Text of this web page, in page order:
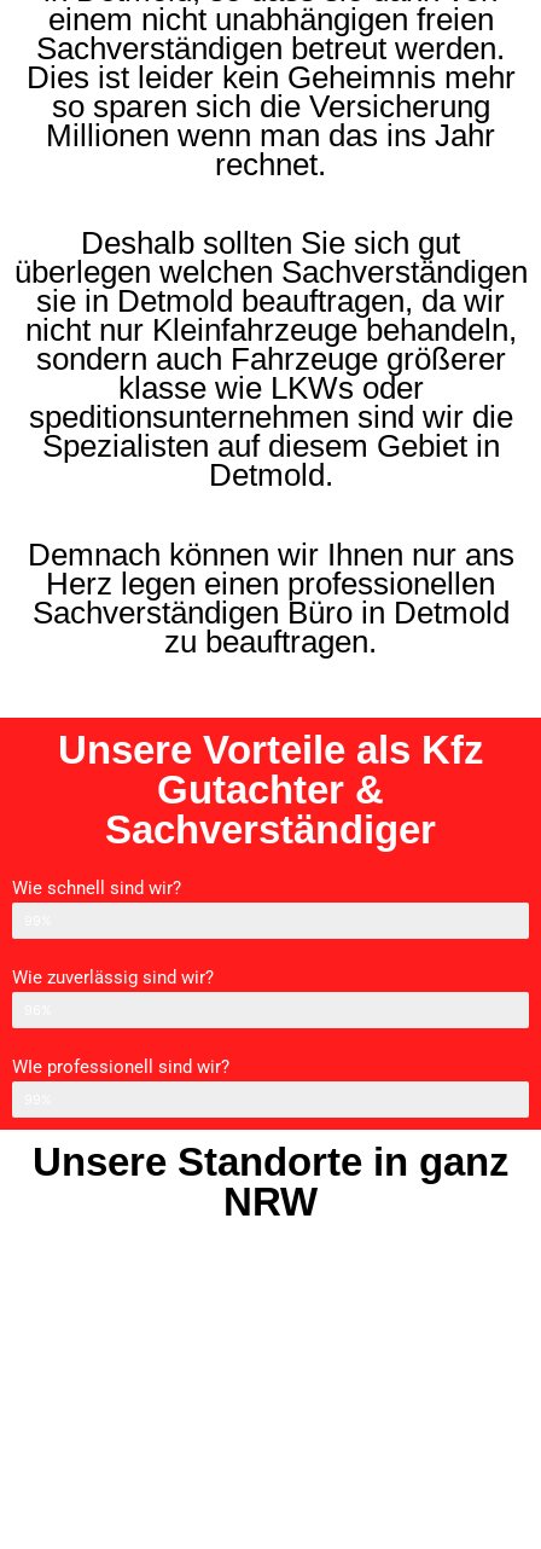
einem nicht unabhängigen freien
Sachverständigen betreut werden.
Dies ist leider kein Geheimnis mehr
so sparen sich die Versicherung
Millionen wenn man das ins Jahr
rechnet.
Deshalb sollten Sie sich gut
überlegen welchen Sachverständigen
sie in Detmold beauftragen, da wir
nicht nur Kleinfahrzeuge behandeln,
sondern auch Fahrzeuge größerer
klasse wie LKWs oder
speditionsunternehmen sind wir die
Spezialisten auf diesem Gebiet in
Detmold.
Demnach können wir Ihnen nur ans
Herz legen einen professionellen
Sachverständigen Büro in Detmold
zu beauftragen.
Unsere Vorteile als Kfz
Gutachter &
Sachverständiger
Wie schnell sind wir?
Wie zuverlässig sind wir?
WIe professionell sind wir?
Unsere Standorte in ganz
NRW